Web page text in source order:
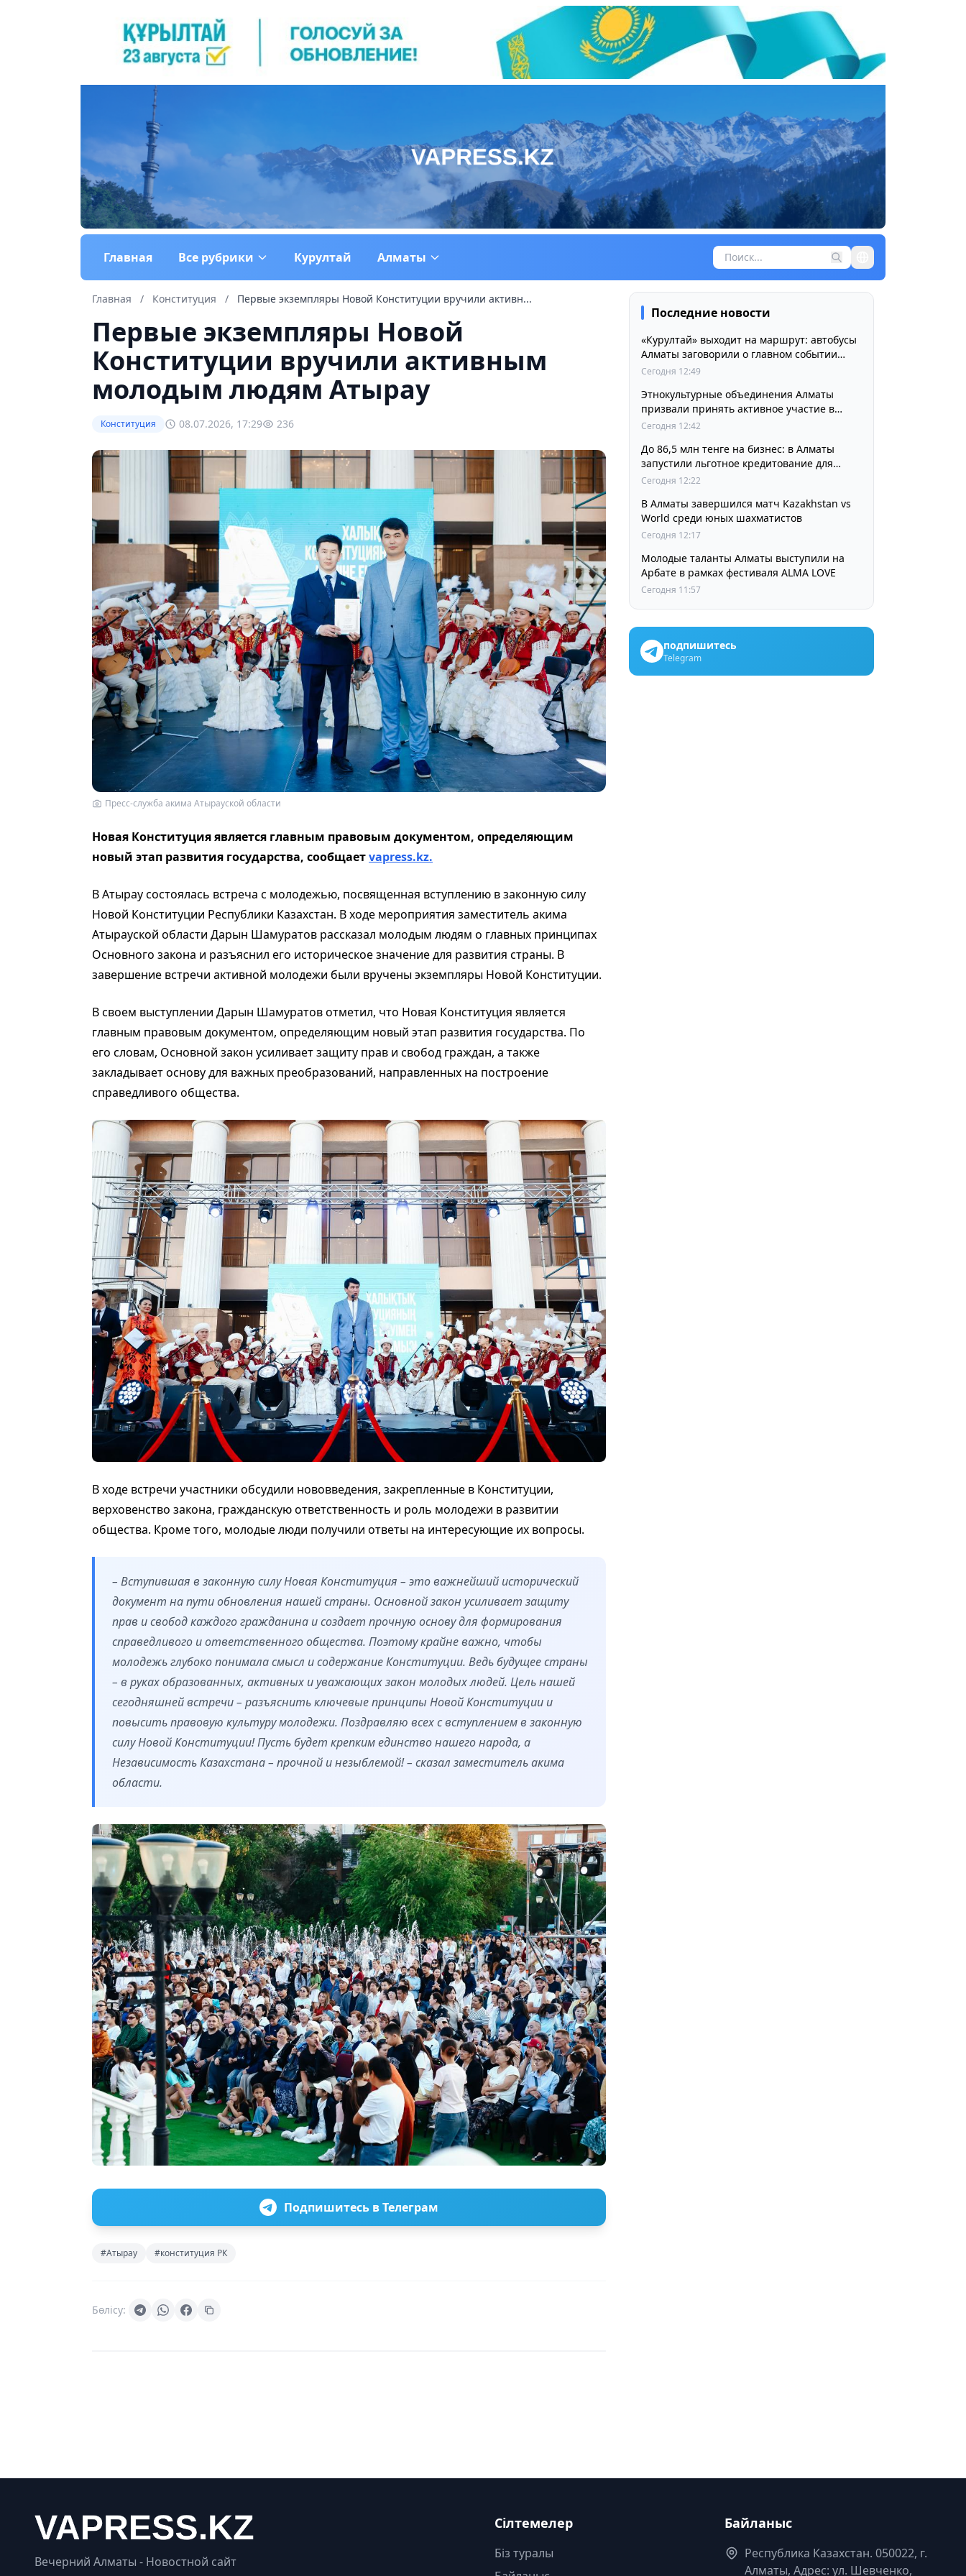
Главная Все рубрики Курултай Алматы
Главная / Конституция / Первые экземпляры Новой Конституции вручили активн...
Первые экземпляры Новой
Конституции вручили активным
молодым людям Атырау
Конституция 08.07.2026, 17:29 236
Пресс-служба акима Атырауской области
Новая Конституция является главным правовым документом, определяющим
новый этап развития государства, сообщаетvapress.kz.
В Атырау состоялась встреча с молодежью, посвященная вступлению в законную силу
Новой Конституции Республики Казахстан. В ходе мероприятия заместитель акима
Атырауской области Дарын Шамуратов рассказал молодым людям о главных принципах
Основного закона и разъяснил его историческое значение для развития страны. В
завершение встречи активной молодежи были вручены экземпляры Новой Конституции.
В своем выступлении Дарын Шамуратов отметил, что Новая Конституция является
главным правовым документом, определяющим новый этап развития государства. По
его словам, Основной закон усиливает защиту прав и свобод граждан, а также
закладывает основу для важных преобразований, направленных на построение
справедливого общества.
В ходе встречи участники обсудили нововведения, закрепленные в Конституции,
верховенство закона, гражданскую ответственность и роль молодежи в развитии
общества. Кроме того, молодые люди получили ответы на интересующие их вопросы.
– Вступившая в законную силу Новая Конституция – это важнейший исторический
документ на пути обновления нашей страны. Основной закон усиливает защиту
прав и свобод каждого гражданина и создает прочную основу для формирования
справедливого и ответственного общества. Поэтому крайне важно, чтобы
молодежь глубоко понимала смысл и содержание Конституции. Ведь будущее страны
– в руках образованных, активных и уважающих закон молодых людей. Цель нашей
сегодняшней встречи – разъяснить ключевые принципы Новой Конституции и
повысить правовую культуру молодежи. Поздравляю всех с вступлением в законную
силу Новой Конституции! Пусть будет крепким единство нашего народа, а
Независимость Казахстана – прочной и незыблемой! – сказал заместитель акима
области.
Подпишитесь в Телеграм
#Атырау #конституция РК
Бөлісу:
Последние новости
«Курултай» выходит на маршрут: автобусы
Алматы заговорили о главном событии
августа
Сегодня 12:49
Этнокультурные объединения Алматы
призвали принять активное участие в
выборах
Сегодня 12:42
До 86,5 млн тенге на бизнес: в Алматы
запустили льготное кредитование для
предпринимателей
Сегодня 12:22
В Алматы завершился матч Kazakhstan vs
World среди юных шахматистов
Сегодня 12:17
Молодые таланты Алматы выступили на
Арбате в рамках фестиваля ALMA LOVE
Сегодня 11:57
подпишитесь
Telegram
Вечерний Алматы - Новостной сайт
Сілтемелер
Біз туралы
Байланыс
Республика Казахстан. 050022, г.
Алматы, Адрес: ул. Шевченко,